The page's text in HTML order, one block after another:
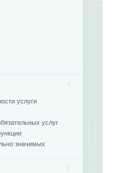
услуги
услуг
значимых